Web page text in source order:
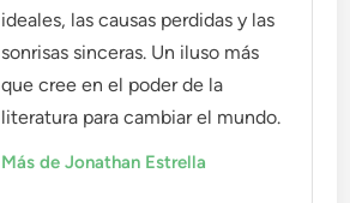
ideales, las causas perdidas y las
sonrisas sinceras. Un iluso más
que cree en el poder de la
literatura para cambiar el mundo.
Más de Jonathan Estrella